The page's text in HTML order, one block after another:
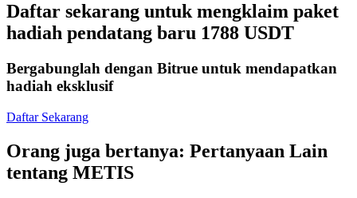
Penguncian BTR
Investasi eksklusif untuk pemegang BTR
Daftar sekarang untuk mengklaim paket
hadiah pendatang baru 1788 USDT
Bergabunglah dengan Bitrue untuk mendapatkan
hadiah eksklusif
Daftar Sekarang
Orang juga bertanya: Pertanyaan Lain
tentang METIS